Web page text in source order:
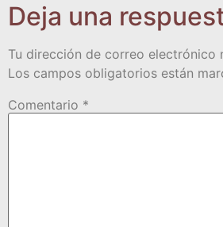
Deja una
Tu dirección de correo electrónico
Los campos obligatorios están
Comentario *